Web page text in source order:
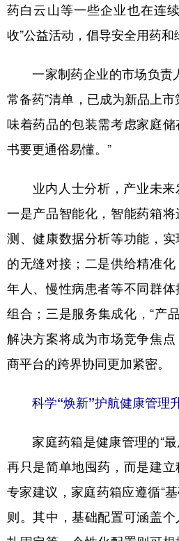
药白云山等一些企业也在连
收”公益活动，倡导安全用药和
一家制药企业的市场负责
常备药”清单，已成为新品上
味着药品的包装需考虑家庭
书要更通俗易懂。”
业内人士分析，产业未来
一是产品智能化，智能药箱
测、健康数据分析等功能，
的无缝对接；二是供给精准
年人、慢性病患者等不同群
组合；三是服务集成化，“产
解决方案将成为市场竞争焦
商平台的跨界协同更加紧密。
科学“焕新”护航健康管理
家庭药箱是健康管理的“最
再只是简单地囤药，而是建立
专家建议，家庭药箱应遵循“
则。其中，基础配置可涵盖